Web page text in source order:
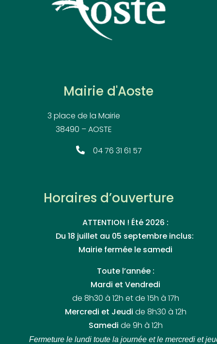
Mairie d'Aoste
3 place de la Mairie
38490 – AOSTE
04 76 31 61 57
Horaires d’ouverture
ATTENTION ! Été 2026 :
Du 18 juillet au 05 septembre inclus:
Mairie fermée le samedi
Toute l’année :
Mardi et Vendredi
de 8h30 à 12h et de 15h à 17h
Mercredi et Jeudi de 8h30 à 12h
Samedi de 9h à 12h
Fermeture le lundi toute la journée et le mercredi et